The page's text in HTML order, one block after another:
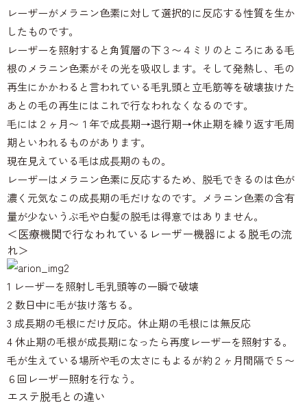
レーザーがメラニン色素に対して選択的に反応する性質を生か
したものです。
レーザーを照射すると角質層の下３〜４ミリのところにある毛
根のメラニン色素がその光を吸収します。そして発熱し、毛の
再生にかかわると言われている毛乳頭と立毛筋等を破壊抜けた
あとの毛の再生にはこれで行なわれなくなるのです。
毛には２ヶ月〜１年で成長期→退行期→休止期を繰り返す毛周
期といわれるものがあります。
現在見えている毛は成長期のもの。
レーザーはメラニン色素に反応するため、脱毛できるのは色が
濃く元気なこの成長期の毛だけなのです。メラニン色素の含有
量が少ないうぶ毛や白髪の脱毛は得意ではありません。
＜医療機関で行なわれているレーザー機器による脱毛の流
れ＞
1 レーザーを照射し毛乳頭等の一瞬で破壊
2 数日中に毛が抜け落ちる。
3 成長期の毛根にだけ反応。休止期の毛根には無反応
4 休止期の毛根が成長期になったら再度レーザーを照射する。
毛が生えている場所や毛の太さにもよるが約２ヶ月間隔で５〜
６回レーザー照射を行なう。
エステ脱毛との違い